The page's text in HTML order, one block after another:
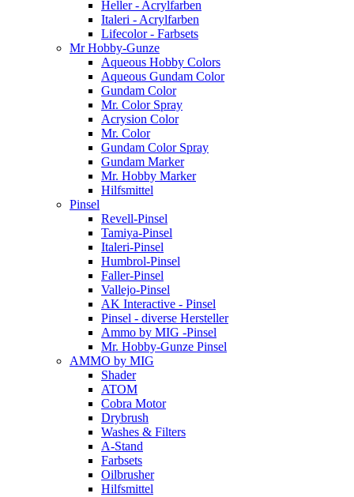
Heller - Acrylfarben
Italeri - Acrylfarben
Lifecolor - Farbsets
Mr Hobby-Gunze
Aqueous Hobby Colors
Aqueous Gundam Color
Gundam Color
Mr. Color Spray
Acrysion Color
Mr. Color
Gundam Color Spray
Gundam Marker
Mr. Hobby Marker
Hilfsmittel
Pinsel
Revell-Pinsel
Tamiya-Pinsel
Italeri-Pinsel
Humbrol-Pinsel
Faller-Pinsel
Vallejo-Pinsel
AK Interactive - Pinsel
Pinsel - diverse Hersteller
Ammo by MIG -Pinsel
Mr. Hobby-Gunze Pinsel
AMMO by MIG
Shader
ATOM
Cobra Motor
Drybrush
Washes & Filters
A-Stand
Farbsets
Oilbrusher
Hilfsmittel